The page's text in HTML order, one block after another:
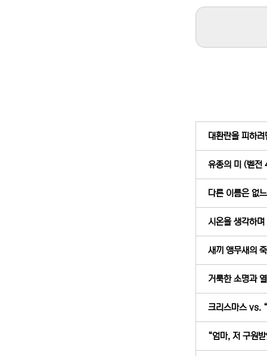
대환란을 피하
유종의 미 (벧전
다른 이름은 없
시온을 생각하
새끼 앵무새의
거룩한 소명과
크리스마스 vs.
“엄마, 저 구원